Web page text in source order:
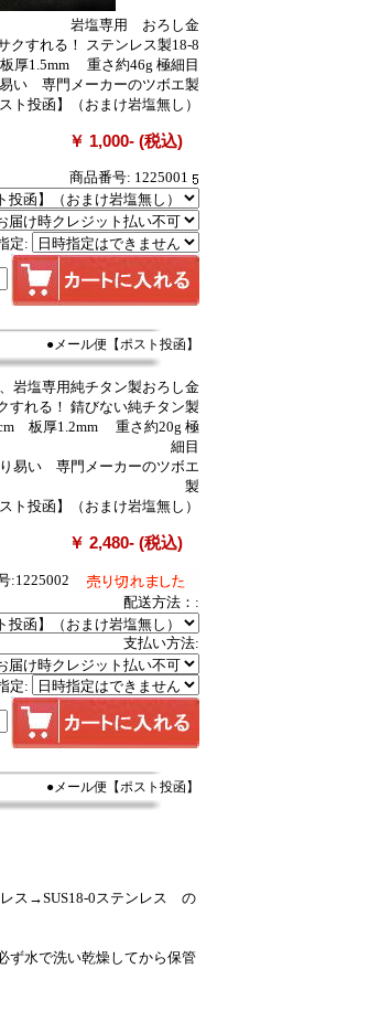
岩塩専用 おろし金
クすれる！ ステンレス製18-8
厚1.5mm 重さ約46g 極細目
い 専門メーカーのツボエ製
ト投函】（おまけ岩塩無し）
￥ 1,000- (税込)
商品番号: 1225001
定:
●メール便【ポスト投函】
岩塩専用純チタン製おろし金
すれる！ 錆びない純チタン製
板厚1.2mm 重さ約20g 極
細目
易い 専門メーカーのツボエ
製
ト投函】（おまけ岩塩無し）
￥ 2,480- (税込)
:1225002
配送方法：:
支払い方法:
定:
●メール便【ポスト投函】
レス→SUS18-0ステンレス の
ず水で洗い乾燥してから保管